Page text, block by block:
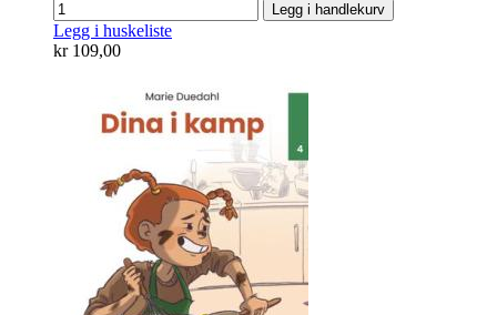
Legg i handlekurv
Legg i huskeliste
kr 109,00